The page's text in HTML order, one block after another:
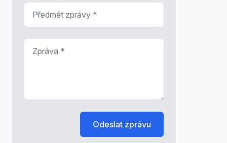
Odeslat zprávu